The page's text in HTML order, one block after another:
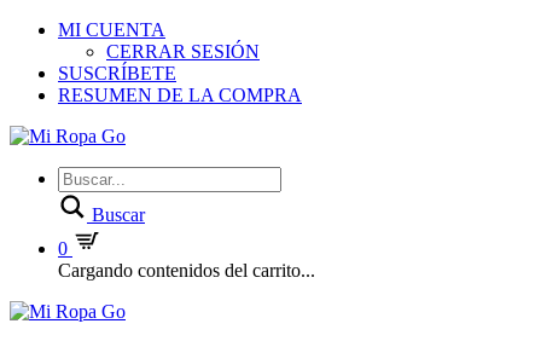
MI CUENTA
CERRAR SESIÓN
SUSCRÍBETE
RESUMEN DE LA COMPRA
Buscar
0
Cargando contenidos del carrito...